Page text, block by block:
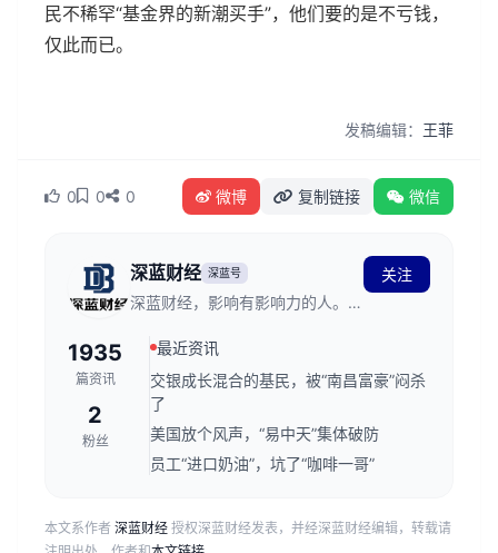
民不稀罕“基金界的新潮买手”，他们要的是不亏钱，
仅此而已。
发稿编辑： 王菲
0 0 0 微博 复制链接 微信
深蓝财经 深蓝号
深蓝财经，影响有影响力的人。创
者社区，关注资本市场、公司价
值、财经传媒行业，是国内领先的
财经新媒体。
关注
1935
篇资讯
2
粉丝
最近资讯
交银成长混合的基民，被“南昌富豪”闷杀
了
美国放个风声，“易中天”集体破防
员工“进口奶油”，坑了“咖啡一哥”
本文系作者 深蓝财经 授权深蓝财经发表，并经深蓝财经编辑，转载请